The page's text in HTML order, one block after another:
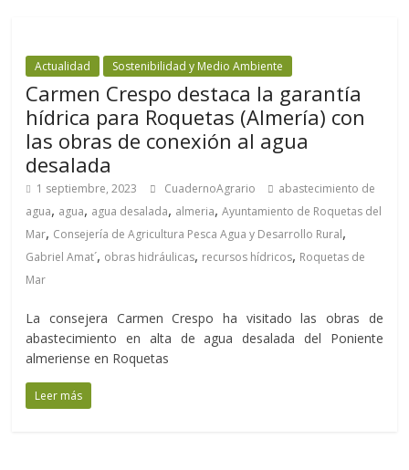
Actualidad Sostenibilidad y Medio Ambiente
Carmen Crespo destaca la garantía
hídrica para Roquetas (Almería) con
las obras de conexión al agua
desalada
1 septiembre, 2023 CuadernoAgrario
abastecimiento de
agua, agua, agua desalada, almeria,Ayuntamiento de Roquetas del
Mar, Consejería de Agricultura Pesca Agua y Desarrollo Rural,
Gabriel Amat´, obras hidráulicas, recursos hídricos, Roquetas de
Mar
La consejera Carmen Crespo ha visitado las obras de
abastecimiento en alta de agua desalada del Poniente
almeriense en Roquetas
Leer más